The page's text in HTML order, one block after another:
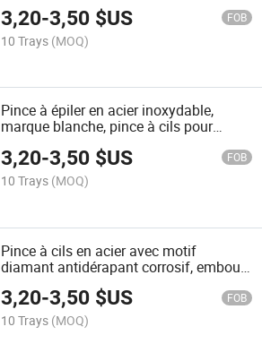
3,20-3,50 $US FOB
10 Trays (MOQ)
Pince à épiler en acier inoxydable,
marque blanche, pince à cils pour
extensions de cils, ensemble d'outils
pour cils, pince à épiler pointue
3,20-3,50 $US FOB
10 Trays (MOQ)
Pince à cils en acier avec motif
diamant antidérapant corrosif, embout
en fibre sans espaces
3,20-3,50 $US FOB
10 Trays (MOQ)